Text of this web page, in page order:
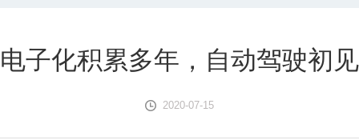
子化积累多年，自动驾驶初
2020-07-15